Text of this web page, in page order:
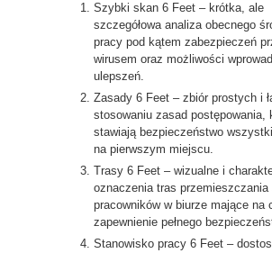
Szybki skan 6 Feet – krótka, ale
szczegółowa analiza obecnego
pracy pod kątem zabezpieczeń
wirusem oraz możliwości
ulepszeń.
Zasady 6 Feet – zbiór prostych i
stosowaniu zasad postępowania,
stawiają bezpieczeństwo
na pierwszym miejscu.
Trasy 6 Feet – wizualne i
oznaczenia tras przemieszczania
pracowników w biurze mające na
zapewnienie pełnego
Stanowisko pracy 6 Feet –